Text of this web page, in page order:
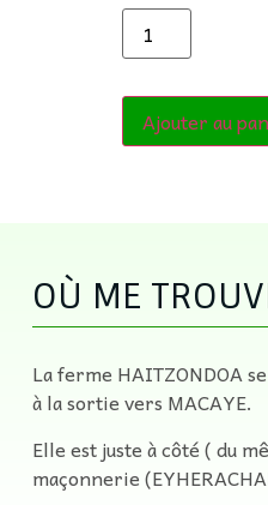
Ajouter au
OÙ ME
La ferme HAITZONDOA
à la sortie vers MACAYE.
Elle est juste à côté ( du
maçonnerie